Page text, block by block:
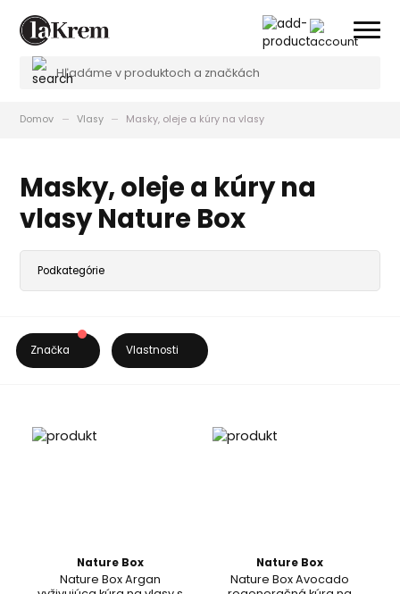
Domov Vlasy Masky, oleje a kúry na vlasy
Masky, oleje a kúry na
vlasy Nature Box
Značka Vlastnosti
Nature Box
Nature Box Argan
Nature Box
Nature Box Avocado